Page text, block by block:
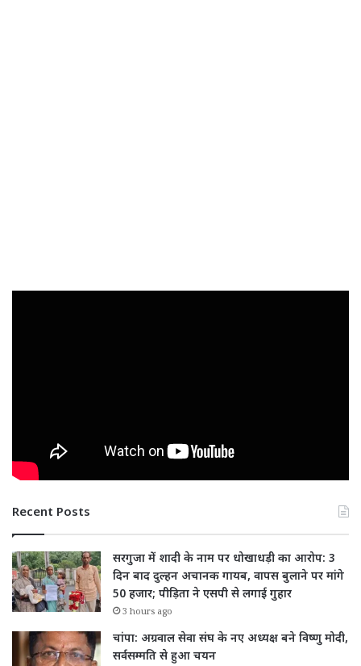
Recent Posts
सरगुजा में शादी के नाम पर धोखाधड़ी का आरोप: 3
दिन बाद दुल्हन अचानक गायब, वापस बुलाने पर मांगे
50 हजार; पीड़िता ने एसपी से लगाई गुहार
3 hours ago
चांपा: अग्रवाल सेवा संघ के नए अध्यक्ष बने विष्णु मोदी,
सर्वसम्मति से हुआ चयन